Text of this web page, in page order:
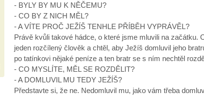
- BYLY BY MU K NĚČEMU?
- CO BY Z NICH MĚL?
- A VÍTE PROČ JEŽÍŠ TENHLE PŘÍBĚH VYPRÁVĚL?
Právě kvůli takové hádce, o které jsme mluvili na začátku.
jeden rozčílený člověk a chtěl, aby Ježíš domluvil jeho
po tatínkovi nějaké peníze a ten bratr se s ním nechtěl
- CO MYSLÍTE, MĚL SE ROZDĚLIT?
- A DOMLUVIL MU TEDY JEŽÍŠ?
Představte si, že ne. Nedomluvil mu, jako vám třeba